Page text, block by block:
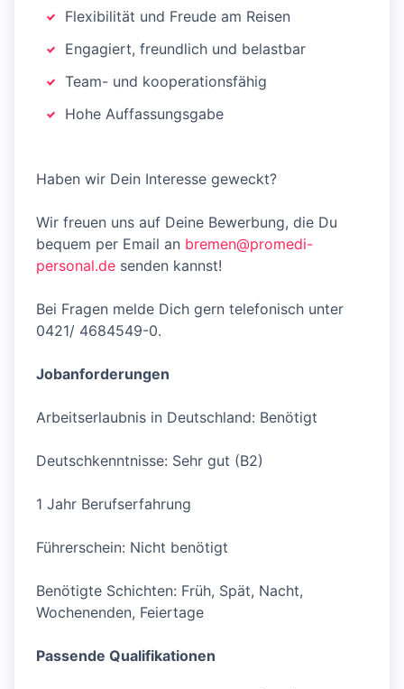
Flexibilität und Freude am Reisen
Engagiert, freundlich und belastbar
Team- und kooperationsfähig
Hohe Auffassungsgabe
Haben wir Dein Interesse geweckt?
Wir freuen uns auf Deine Bewerbung, die Du
bequem per Email an bremen@promedi-
personal.de senden kannst!
Bei Fragen melde Dich gern telefonisch unter
0421/ 4684549-0.
Jobanforderungen
Arbeitserlaubnis in Deutschland: Benötigt
Deutschkenntnisse: Sehr gut (B2)
1 Jahr Berufserfahrung
Führerschein: Nicht benötigt
Benötigte Schichten: Früh, Spät, Nacht,
Wochenenden, Feiertage
Passende Qualifikationen